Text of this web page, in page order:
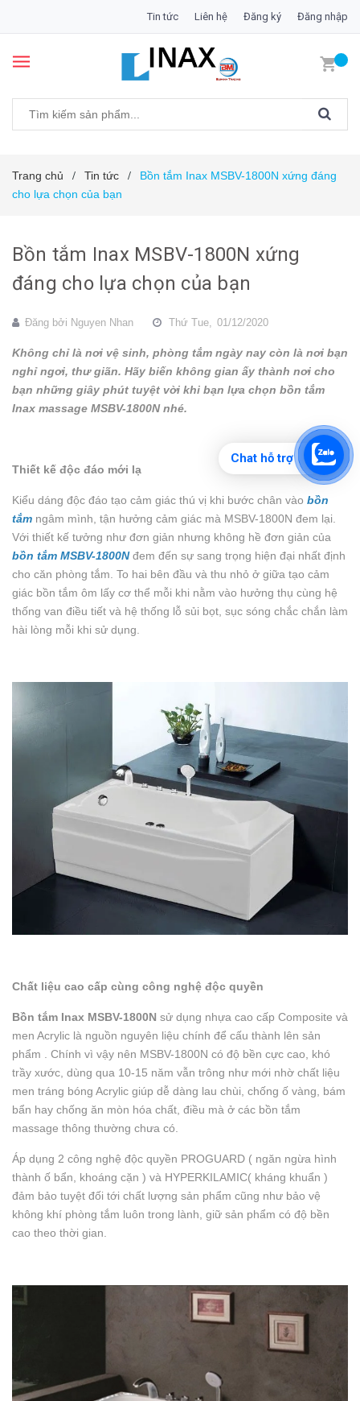
Tin tức Liên hệ Đăng ký Đăng nhập
Trang chủ / Tin tức /
Bồn tắm Inax MSBV-1800N xứng đáng
cho lựa chọn của bạn
Bồn tắm Inax MSBV-1800N xứng
đáng cho lựa chọn của bạn
Đăng bởi Nguyen Nhan Thứ Tue, 01/12/2020
Không chỉ là nơi vệ sinh, phòng tắm ngày nay còn là nơi bạn
nghỉ ngơi, thư giãn. Hãy biến không gian ấy thành nơi cho
bạn những giây phút tuyệt vời khi bạn lựa chọn bồn tắm
Inax massage MSBV-1800N nhé.
Thiết kế độc đáo mới lạ
Kiểu dáng độc đáo tạo cảm giác thú vị khi bước chân vào bồn
tắm ngâm mình, tận hưởng cảm giác mà MSBV-1800N đem lại.
Với thiết kế tưởng như đơn giản nhưng không hề đơn giản của
bồn tắm MSBV-1800Nđem đến sự sang trọng hiện đại nhất định
cho căn phòng tắm. To hai bên đầu và thu nhỏ ở giữa tạo cảm
giác bồn tắm ôm lấy cơ thể mỗi khi nằm vào hưởng thụ cùng hệ
thống van điều tiết và hệ thống lỗ sủi bọt, sục sóng chắc chắn làm
hài lòng mỗi khi sử dụng.
Chất liệu cao cấp cùng công nghệ độc quyền
Bồn tắm Inax MSBV-1800N sử dụng nhựa cao cấp Composite và
men Acrylic là nguồn nguyên liệu chính để cấu thành lên sản
phẩm . Chính vì vậy nên MSBV-1800N có độ bền cực cao, khó
trầy xước, dùng qua 10-15 năm vẫn trông như mới nhờ chất liệu
men tráng bóng Acrylic giúp dễ dàng lau chùi, chống ố vàng, bám
bẩn hay chống ăn mòn hóa chất, điều mà ở các bồn tắm
massage thông thường chưa có.
Áp dụng 2 công nghệ độc quyền PROGUARD ( ngăn ngừa hình
thành ố bẩn, khoáng cặn ) và HYPERKILAMIC( kháng khuẩn )
đảm bảo tuyệt đối tới chất lượng sản phẩm cũng như bảo vệ
không khí phòng tắm luôn trong lành, giữ sản phẩm có độ bền
cao theo thời gian.
Chat hỗ trợ